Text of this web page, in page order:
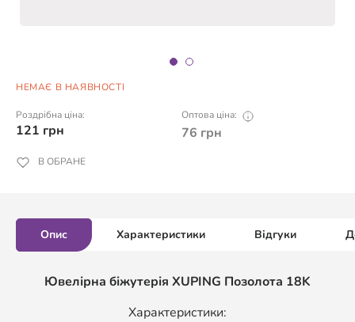
НЕМАЄ В НАЯВНОСТІ
Роздрібна ціна:
121 грн
Оптова ціна:
76 грн
В ОБРАНЕ
Опис Характеристики Відгуки
Ювелірна біжутерія XUPING Позолота 18K
Характеристики: